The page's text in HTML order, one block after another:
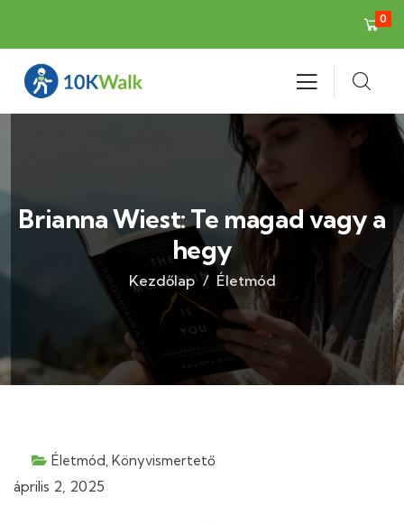
0
Brianna Wiest: Te magad vagy a
hegy
Kezdőlap Életmód
Életmód, Könyvismertető
április 2, 2025